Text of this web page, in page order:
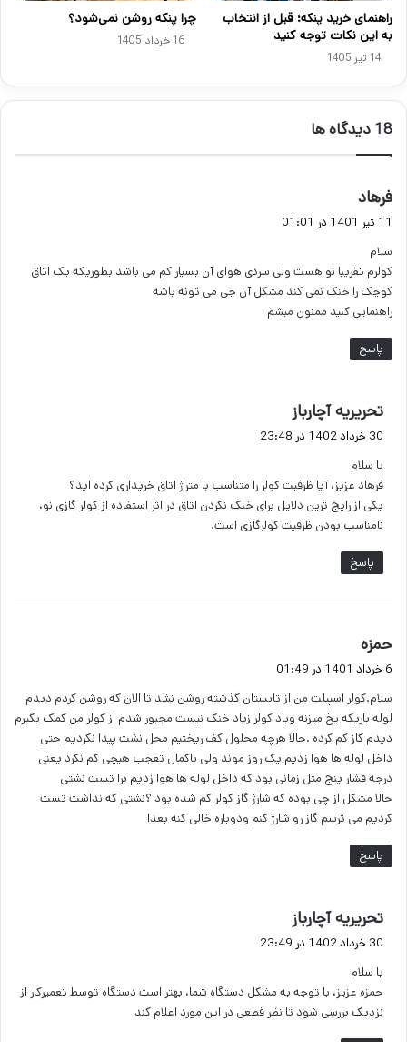
راهنمای خرید پنکه؛ قبل از انتخاب
به این نکات توجه کنید
14 تیر 1405
چرا پنکه روشن نمی‌شود؟
16 خرداد 1405
‫18 دیدگاه ها
فرهاد
ف
11 تیر 1401 در 01:01
سلام
کولرم تقریبا نو هست ولی سردی هوای آن بسیار کم می باشد بطوریکه یک اتاق
کوچک را خنک نمی کند مشکل آن چی می تونه باشه
راهنمایی کنید ممنون میشم
پاسخ
تحریریه آچارباز
ف
30 خرداد 1402 در 23:48
با سلام
فرهاد عزیز، آیا ظرفیت کولر را متناسب با متراژ اتاق خریداری کرده اید؟
یکی از رایج ترین دلایل برای خنک نکردن اتاق در اثر استفاده از کولر گازی نو،
نامناسب بودن ظرفیت کولرگازی است.
پاسخ
حمزه
:
6 خرداد 1401 در 01:49
سلام.کولر اسپیلت من از تابستان گذشته روشن نشد تا الان که روشن کردم دیدم
لوله باریکه یخ میزنه وباد کولر زیاد خنک نیست مجبور شدم از کولر من کمک بگیرم
دیدم گاز کم کرده .حالا هرچه محلول کف ریختیم محل نشت پیدا نکردیم حتی
داخل لوله ها هوا زدیم یک روز موند ولی باکمال تعجب هیچی کم نکرد یعنی
درجه فشار ینج مثل زمانی بود که داخل لوله ها هوا زدیم برا تست نشتی
حالا مشکل از چی بوده که شارژ گاز کولر کم شده بود ؟نشتی که نداشت تست
کردیم می ترسم گاز رو شارژ کنم ودوباره خالی کنه بعدا
پاسخ
تحریریه آچارباز
ف
30 خرداد 1402 در 23:49
با سلام
حمزه عزیز، با توجه به مشکل دستگاه شما، بهتر است دستگاه توسط تعمیرکار از
نزدیک بررسی شود تا نظر قطعی در این مورد اعلام کند